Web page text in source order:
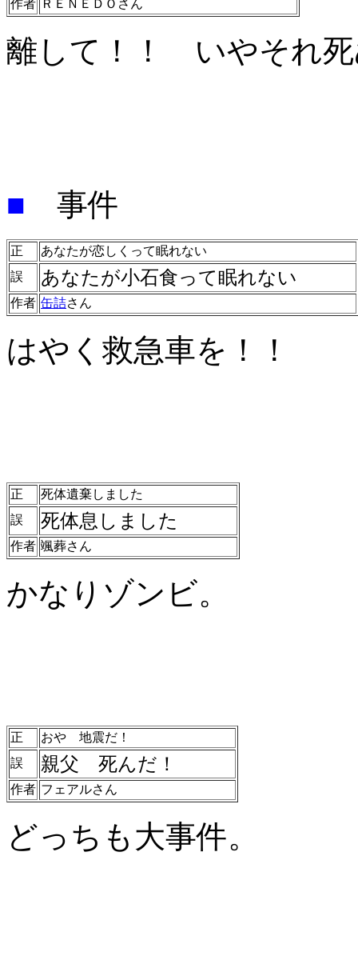
作者 ＲＥＮＥＤＯさん
離して！！ いやそれ死
■ 事件
正
あなたが恋しくって眠れない
誤
あなたが小石食って眠れない
作者 缶詰さん
はやく救急車を！！
正
死体遺棄しました
誤
死体息しました
作者 颯葬さん
かなりゾンビ。
正
おや 地震だ！
誤
親父 死んだ！
作者 フェアルさん
どっちも大事件。